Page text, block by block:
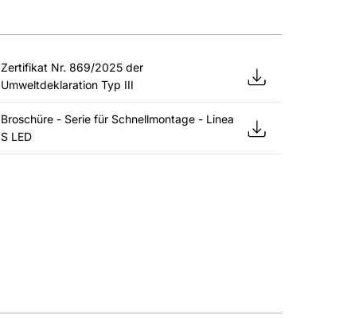
Zertifikat Nr. 869/2025 der
Umweltdeklaration Typ III
Broschüre - Serie für Schnellmontage - Linea
S LED